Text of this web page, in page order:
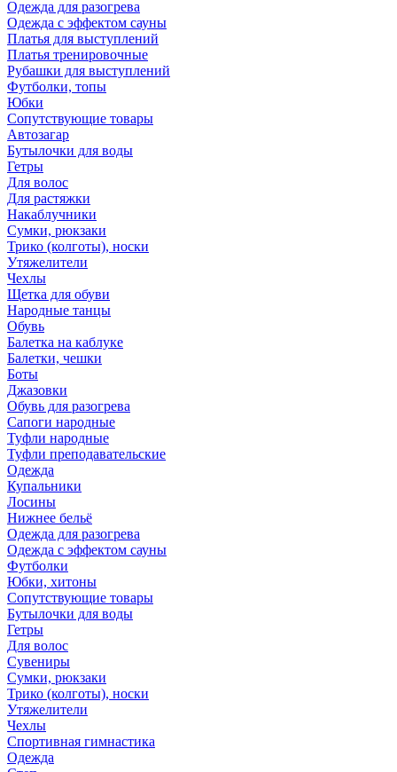
Одежда для разогрева
Одежда с эффектом сауны
Платья для выступлений
Платья тренировочные
Рубашки для выступлений
Футболки, топы
Юбки
Сопутствующие товары
Автозагар
Бутылочки для воды
Гетры
Для волос
Для растяжки
Накаблучники
Сумки, рюкзаки
Трико (колготы), носки
Утяжелители
Чехлы
Щетка для обуви
Народные танцы
Обувь
Балетка на каблуке
Балетки, чешки
Боты
Джазовки
Обувь для разогрева
Сапоги народные
Туфли народные
Туфли преподавательские
Одежда
Купальники
Лосины
Нижнее бельё
Одежда для разогрева
Одежда с эффектом сауны
Футболки
Юбки, хитоны
Сопутствующие товары
Бутылочки для воды
Гетры
Для волос
Сувениры
Сумки, рюкзаки
Трико (колготы), носки
Утяжелители
Чехлы
Спортивная гимнастика
Одежда